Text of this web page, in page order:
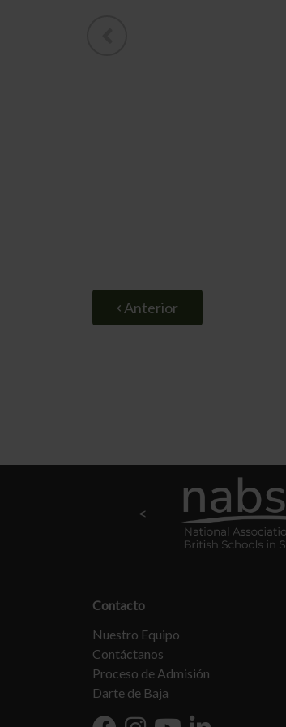
Anterior
Contacto
Nuestro Equipo
Contáctanos
Proceso de Admisión
Darte de Baja